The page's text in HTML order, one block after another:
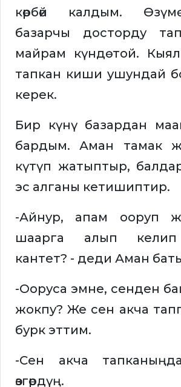
көрбөй калдым.
базарчы досторду
майрам күндө той.
тапкан киши ушундай
керек.
Бир күнү базардан
бардым. Аман тамак
күтүп жатыптыр,
эс алганы кетишиптир.
-Айнур, апам ооруп
шаарга алып келип
кантет? - деди Аман
-Ооруса эмне, сенден
жокпу? Же сен акча
бурк эттим.
-Сен акча
өзгөрдүң.